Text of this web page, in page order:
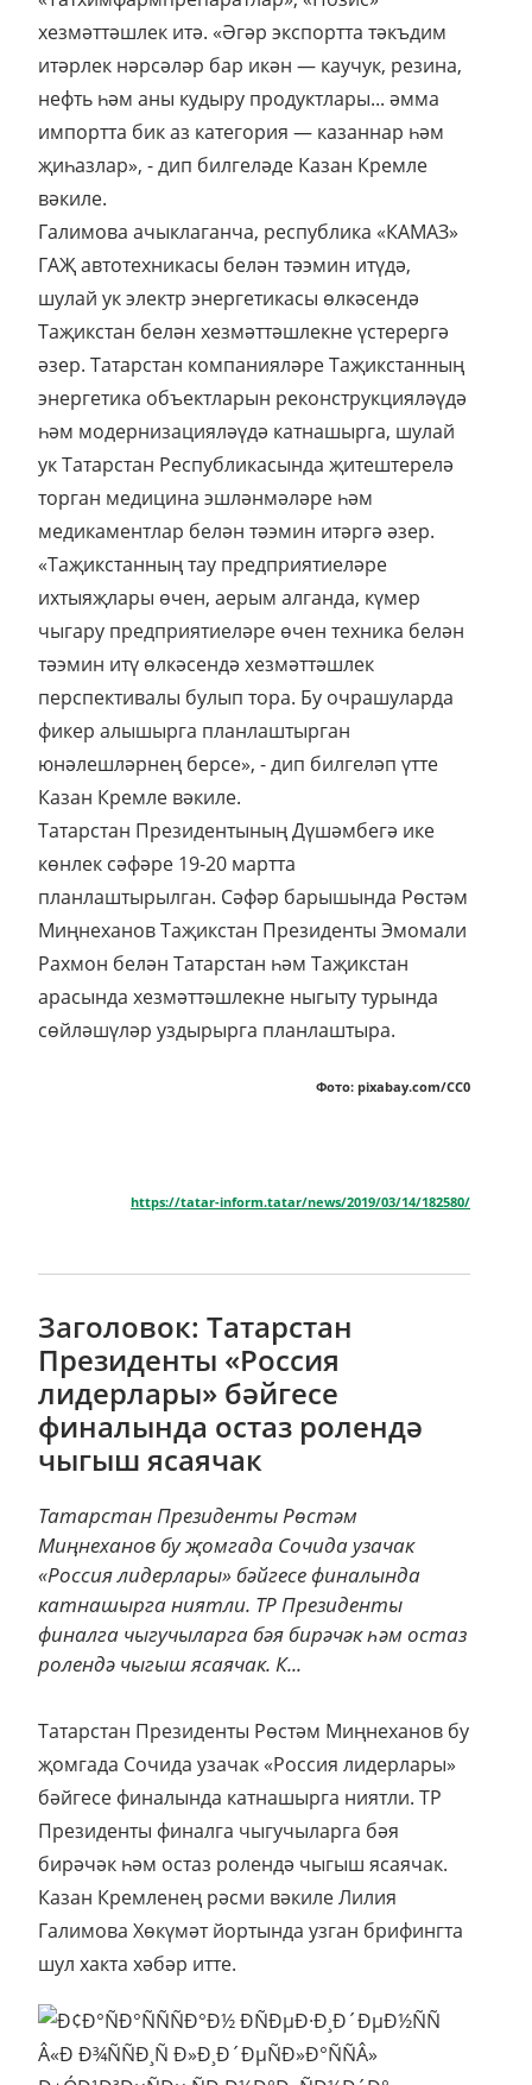
хезмәттәшлек итә. «Әгәр экспортта тәкъдим
итәрлек нәрсәләр бар икән — каучук, резина,
нефть һәм аны кудыру продуктлары... әмма
импортта бик аз категория — казаннар һәм
җиһазлар», - дип билгеләде Казан Кремле
вәкиле.
Галимова ачыклаганча, республика «КАМАЗ»
ГАҖ автотехникасы белән тәэмин итүдә,
шулай ук электр энергетикасы өлкәсендә
Таҗикстан белән хезмәттәшлекне үстерергә
әзер. Татарстан компанияләре Таҗикстанның
энергетика объектларын реконструкцияләүдә
һәм модернизацияләүдә катнашырга, шулай
ук Татарстан Республикасында җитештерелә
торган медицина эшләнмәләре һәм
медикаментлар белән тәэмин итәргә әзер.
«Таҗикстанның тау предприятиеләре
ихтыяҗлары өчен, аерым алганда, күмер
чыгару предприятиеләре өчен техника белән
тәэмин итү өлкәсендә хезмәттәшлек
перспективалы булып тора. Бу очрашуларда
фикер алышырга планлаштырган
юнәлешләрнең берсе», - дип билгеләп үтте
Казан Кремле вәкиле.
Татарстан Президентының Дүшәмбегә ике
көнлек сәфәре 19-20 мартта
планлаштырылган. Сәфәр барышында Рөстәм
Миңнеханов Таҗикстан Президенты Эмомали
Рахмон белән Татарстан һәм Таҗикстан
арасында хезмәттәшлекне ныгыту турында
сөйләшүләр уздырырга планлаштыра.
Фото: pixabay.com/СС0
https://tatar-inform.tatar/news/2019/03/14/182580/
Заголовок: Татарстан
Президенты «Россия
лидерлары» бәйгесе
финалында остаз ролендә
чыгыш ясаячак
Татарстан Президенты Рөстәм
Миңнеханов бу җомгада Сочида узачак
«Россия лидерлары» бәйгесе финалында
катнашырга ниятли. ТР Президенты
финалга чыгучыларга бәя бирәчәк һәм остаз
ролендә чыгыш ясаячак. К...
Татарстан Президенты Рөстәм Миңнеханов бу
җомгада Сочида узачак «Россия лидерлары»
бәйгесе финалында катнашырга ниятли. ТР
Президенты финалга чыгучыларга бәя
бирәчәк һәм остаз ролендә чыгыш ясаячак.
Казан Кремленең рәсми вәкиле Лилия
Галимова Хөкүмәт йортында узган брифингта
шул хакта хәбәр итте.